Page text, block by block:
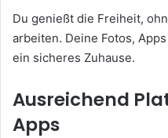
Du genießt die Freiheit,
arbeiten. Deine Fotos,
ein sicheres Zuhause.
Ausreichend
Apps